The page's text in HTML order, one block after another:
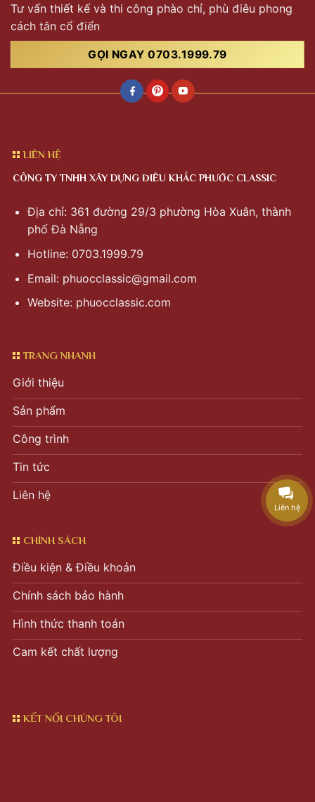
Tư vấn thiết kế và thi công phào chỉ, phù điêu phong
cách tân cổ điển
GỌI NGAY 0703.1999.79
LIÊN HỆ
CÔNG TY TNHH XÂY DỰNG ĐIÊU KHẮC PHƯỚC CLASSIC
Địa chỉ: 361 đường 29/3 phường Hòa Xuân, thành
phố Đà Nẵng
Hotline: 0703.1999.79
Email: phuocclassic@gmail.com
Website: phuocclassic.com
TRANG NHANH
Giới thiệu
Sản phẩm
Công trình
Tin tức
Liên hệ
CHÍNH SÁCH
Điều kiện & Điều khoản
Chính sách bảo hành
Hình thức thanh toán
Cam kết chất lượng
KẾT NỐI CHÚNG TÔI
Liên hệ